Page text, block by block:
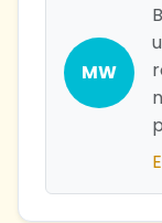
MW